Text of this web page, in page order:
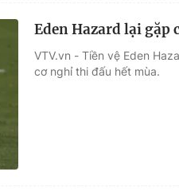
Eden Hazard lại gặp
VTV.vn - Tiền vệ Eden
cơ nghỉ thi đấu hết mùa.